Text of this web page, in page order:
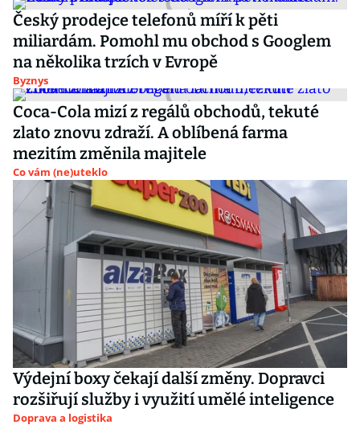
Český prodejce telefonů míří k pěti
miliardám. Pomohl mu obchod s Googlem
na několika trzích v Evropě
Byznys
Coca-Cola mizí z regálů obchodů, tekuté
zlato znovu zdraží. A oblíbená farma
mezitím změnila majitele
Co vám (ne)uteklo
Výdejní boxy čekají další změny. Dopravci
rozšiřují služby i využití umělé inteligence
Doprava a logistika